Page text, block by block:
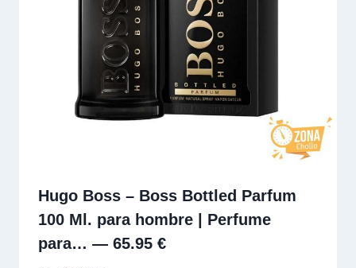
Hugo Boss – Boss Bottled Parfum
100 Ml. para hombre | Perfume
para… — 65.95 €